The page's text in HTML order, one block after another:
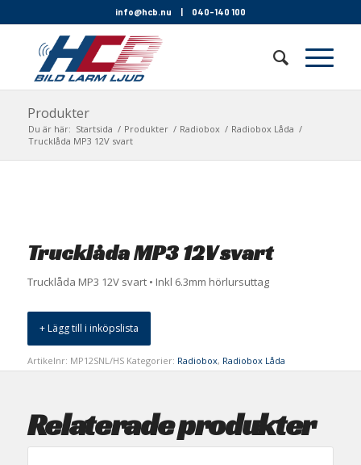
info@hcb.nu | 040-140 100
Produkter
Du är här: Startsida / Produkter / Radiobox / Radiobox Låda /
Trucklåda MP3 12V svart
Trucklåda MP3 12V svart
Trucklåda MP3 12V svart • Inkl 6.3mm hörlursuttag
+ Lägg till i inköpslista
Artikelnr: MP12SNL/HS Kategorier: Radiobox, Radiobox Låda
Relaterade produkter